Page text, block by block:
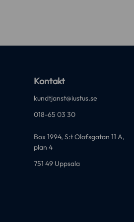
Kontakt
kundtjanst@iustus.se
018-65 03 30
Box 1994, S:t Olofsgatan 11 A,
plan 4
751 49 Uppsala